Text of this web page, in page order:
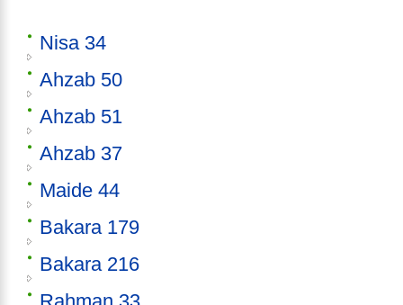
Nisa 34
Ahzab 50
Ahzab 51
Ahzab 37
Maide 44
Bakara 179
Bakara 216